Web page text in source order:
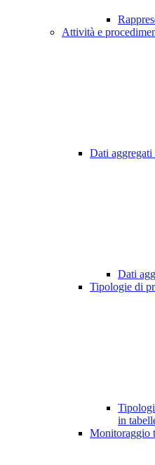
Attività e
Dati
Dati
Tipologie di
in
Monitoraggio